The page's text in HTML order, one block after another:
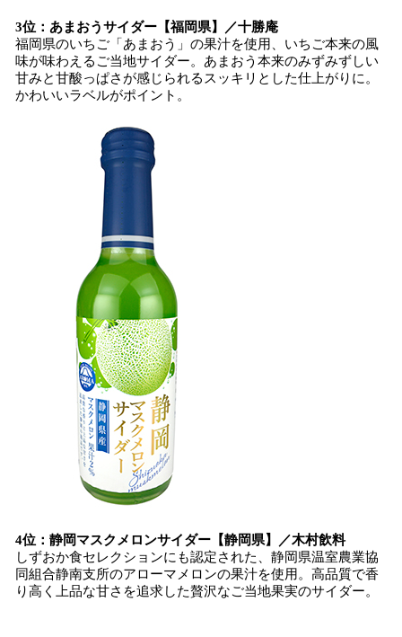
3位：あまおうサイダー【福岡県】／十勝庵
福岡県のいちご「あまおう」の果汁を使用、いちご本来の風
味が味わえるご当地サイダー。あまおう本来のみずみずしい
甘みと甘酸っぱさが感じられるスッキリとした仕上がりに。
かわいいラベルがポイント。
4位：静岡マスクメロンサイダー【静岡県】／木村飲料
しずおか食セレクションにも認定された、静岡県温室農業協
同組合静南支所のアローマメロンの果汁を使用。高品質で香
り高く上品な甘さを追求した贅沢なご当地果実のサイダー。